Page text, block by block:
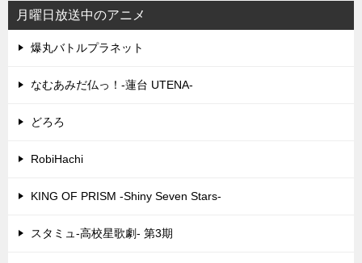
月曜日放送中のアニメ
爆丸バトルプラネット
なむあみだ仏っ！-蓮台 UTENA-
どろろ
RobiHachi
KING OF PRISM -Shiny Seven Stars-
スタミュ-高校星歌劇- 第3期